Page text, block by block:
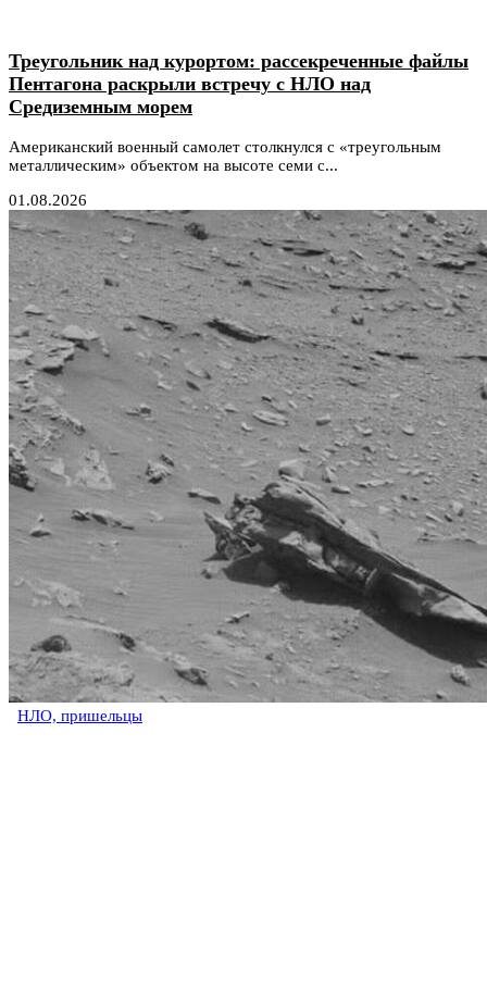
Треугольник над курортом: рассекреченные файлы
Пентагона раскрыли встречу с НЛО над
Средиземным морем
Американский военный самолет столкнулся с «треугольным
металлическим» объектом на высоте семи с...
01.08.2026
НЛО, пришельцы